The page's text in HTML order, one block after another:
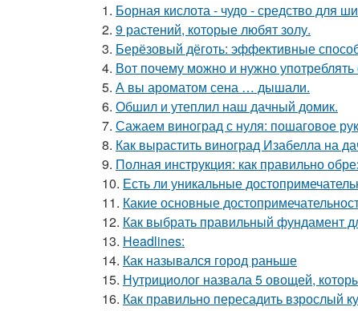
1. Борная кислота - чудо - средство для
2. 9 растений, которые любят золу.
3. Берёзовый дёготь: эффективные
4. Вот почему можно и нужно
5. А вы ароматом сена … дышали.
6. Обшил и утеплил наш дачный домик.
7. Сажаем виноград с нуля: пошаговое
8. Как вырастить виноград Изабелла на
9. Полная инструкция: как правильно
10. Есть ли уникальные
11. Какие основные
12. Как выбрать правильный фундамент
13. Headlines:
14. Как назывался город раньше
15. Нутрициолог назвала 5 овощей,
16. Как правильно пересадить взрослый